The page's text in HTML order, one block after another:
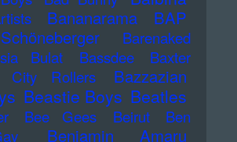
Bananarama
BAP
Barenaked
Bulat Bassdee
Baxter
City Rollers Bazzazian
Beastie Boys Beatles
Bee Gees Beirut
Ben
Benjamin Amaru